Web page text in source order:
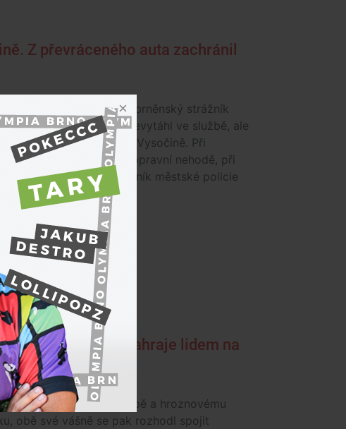
Z převráceného auta zachránil
čin má na svědomí brněnský strážník
Barth. Paradoxně se nevytáhl ve službě, ale
kterou trávil na Vysočině. Při
se nachomýtl k dopravní nehodě, při
sjel ze srázu. Pracovník městské policie
a frankovky zahraje lidem na
zdědil lásku k hudbě a hroznovému
obě své vášně se pak rozhodl spojit